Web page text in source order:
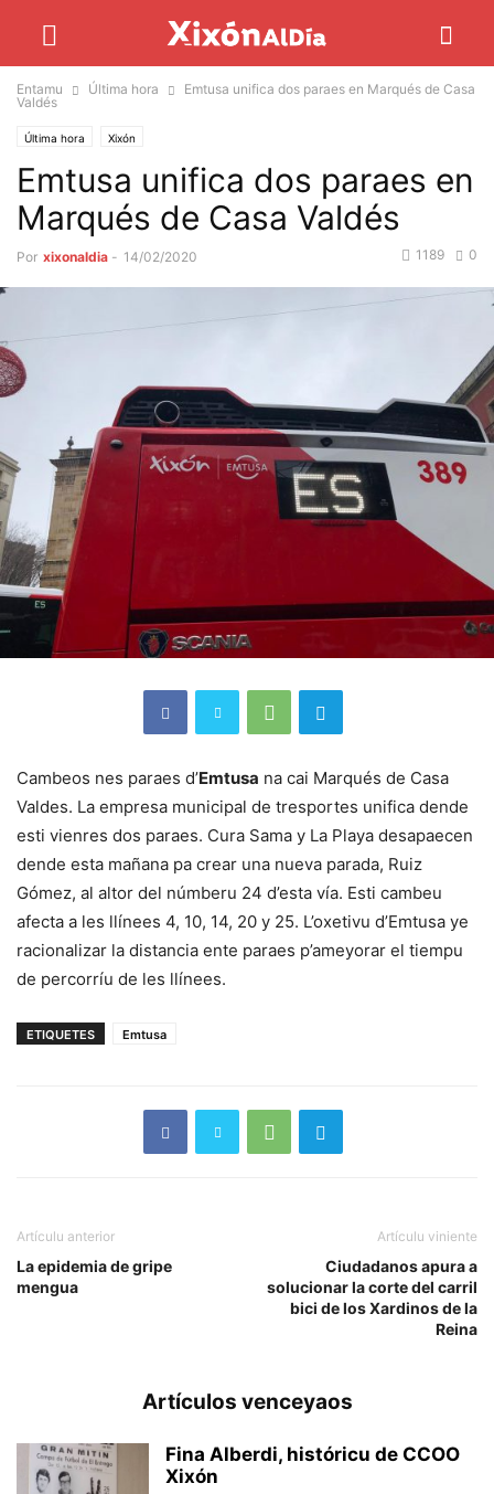
Entamu Última hora
Emtusa unifica dos paraes en Marqués de Casa
Valdés
Última hora Xixón
Emtusa unifica dos paraes en
Marqués de Casa Valdés
Por xixonaldia - 14/02/2020 0
1189
Cambeos nes paraes d’Emtusa na cai Marqués de Casa
Valdes. La empresa municipal de tresportes unifica dende
esti vienres dos paraes. Cura Sama y La Playa desapaecen
dende esta mañana pa crear una nueva parada, Ruiz
Gómez, al altor del númberu 24 d’esta vía. Esti cambeu
afecta a les llínees 4, 10, 14, 20 y 25. L’oxetivu d’Emtusa ye
racionalizar la distancia ente paraes p’ameyorar el tiempu
de percorríu de les llínees.
ETIQUETES Emtusa
Artículu anterior
La epidemia de gripe
mengua
Artículu viniente
Ciudadanos apura a
solucionar la corte del carril
bici de los Xardinos de la
Reina
Artículos venceyaos
Fina Alberdi, históricu de CCOO
Xixón